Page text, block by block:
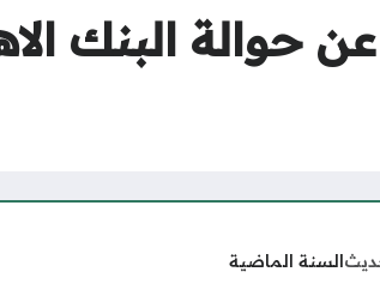
عن حوالة البنك
السنة الماضية